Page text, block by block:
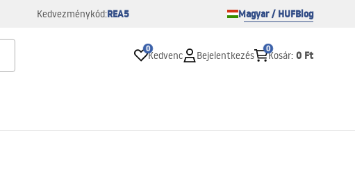
Kedvezménykód:REA5 Magyar / HUFBlog
0
Kedvenc Bejelentkezés
0
Kosár: 0 Ft